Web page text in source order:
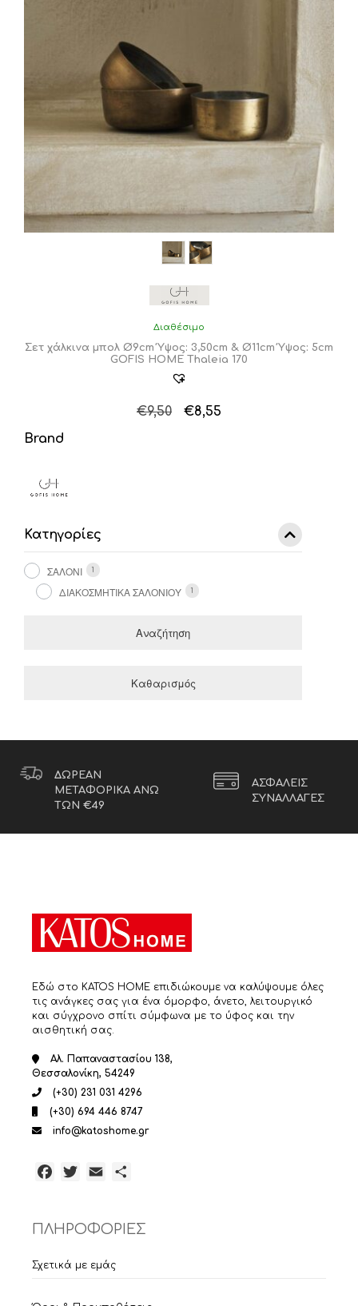
Διαθέσιμο
Σετ χάλκινα μπολ Ø9cm Ύψος: 3,50cm & Ø11cm Ύψος: 5cm
GOFIS HOME Thaleia 170
€9,50
Original
€8,55
Brand
Κατηγορίες
ΣΑΛΟΝΙ 1
ΔΙΑΚΟΣΜΗΤΙΚΑ ΣΑΛΟΝΙΟΥ 1
Αναζήτηση
Καθαρισμός
ΔΩΡΕΑΝ
ΜΕΤΑΦΟΡΙΚΑ ΑΝΩ
ΤΩΝ €49
ΑΣΦΑΛΕΙΣ
ΣΥΝΑΛΛΑΓΕΣ
Εδώ στο KATOS HOME επιδιώκουμε να καλύψουμε όλες
τις ανάγκες σας για ένα όμορφο, άνετο, λειτουργικό
και σύγχρονο σπίτι σύμφωνα με το ύφος και την
αισθητική σας.
Αλ. Παπαναστασίου 138,
Θεσσαλονίκη, 54249
(+30) 231 031 4296
(+30) 694 446 8747
info@katoshome.gr
Facebook
TwitterEmail
ΠΛΗΡΟΦΟΡΙΕΣ
Σχετικά με εμάς